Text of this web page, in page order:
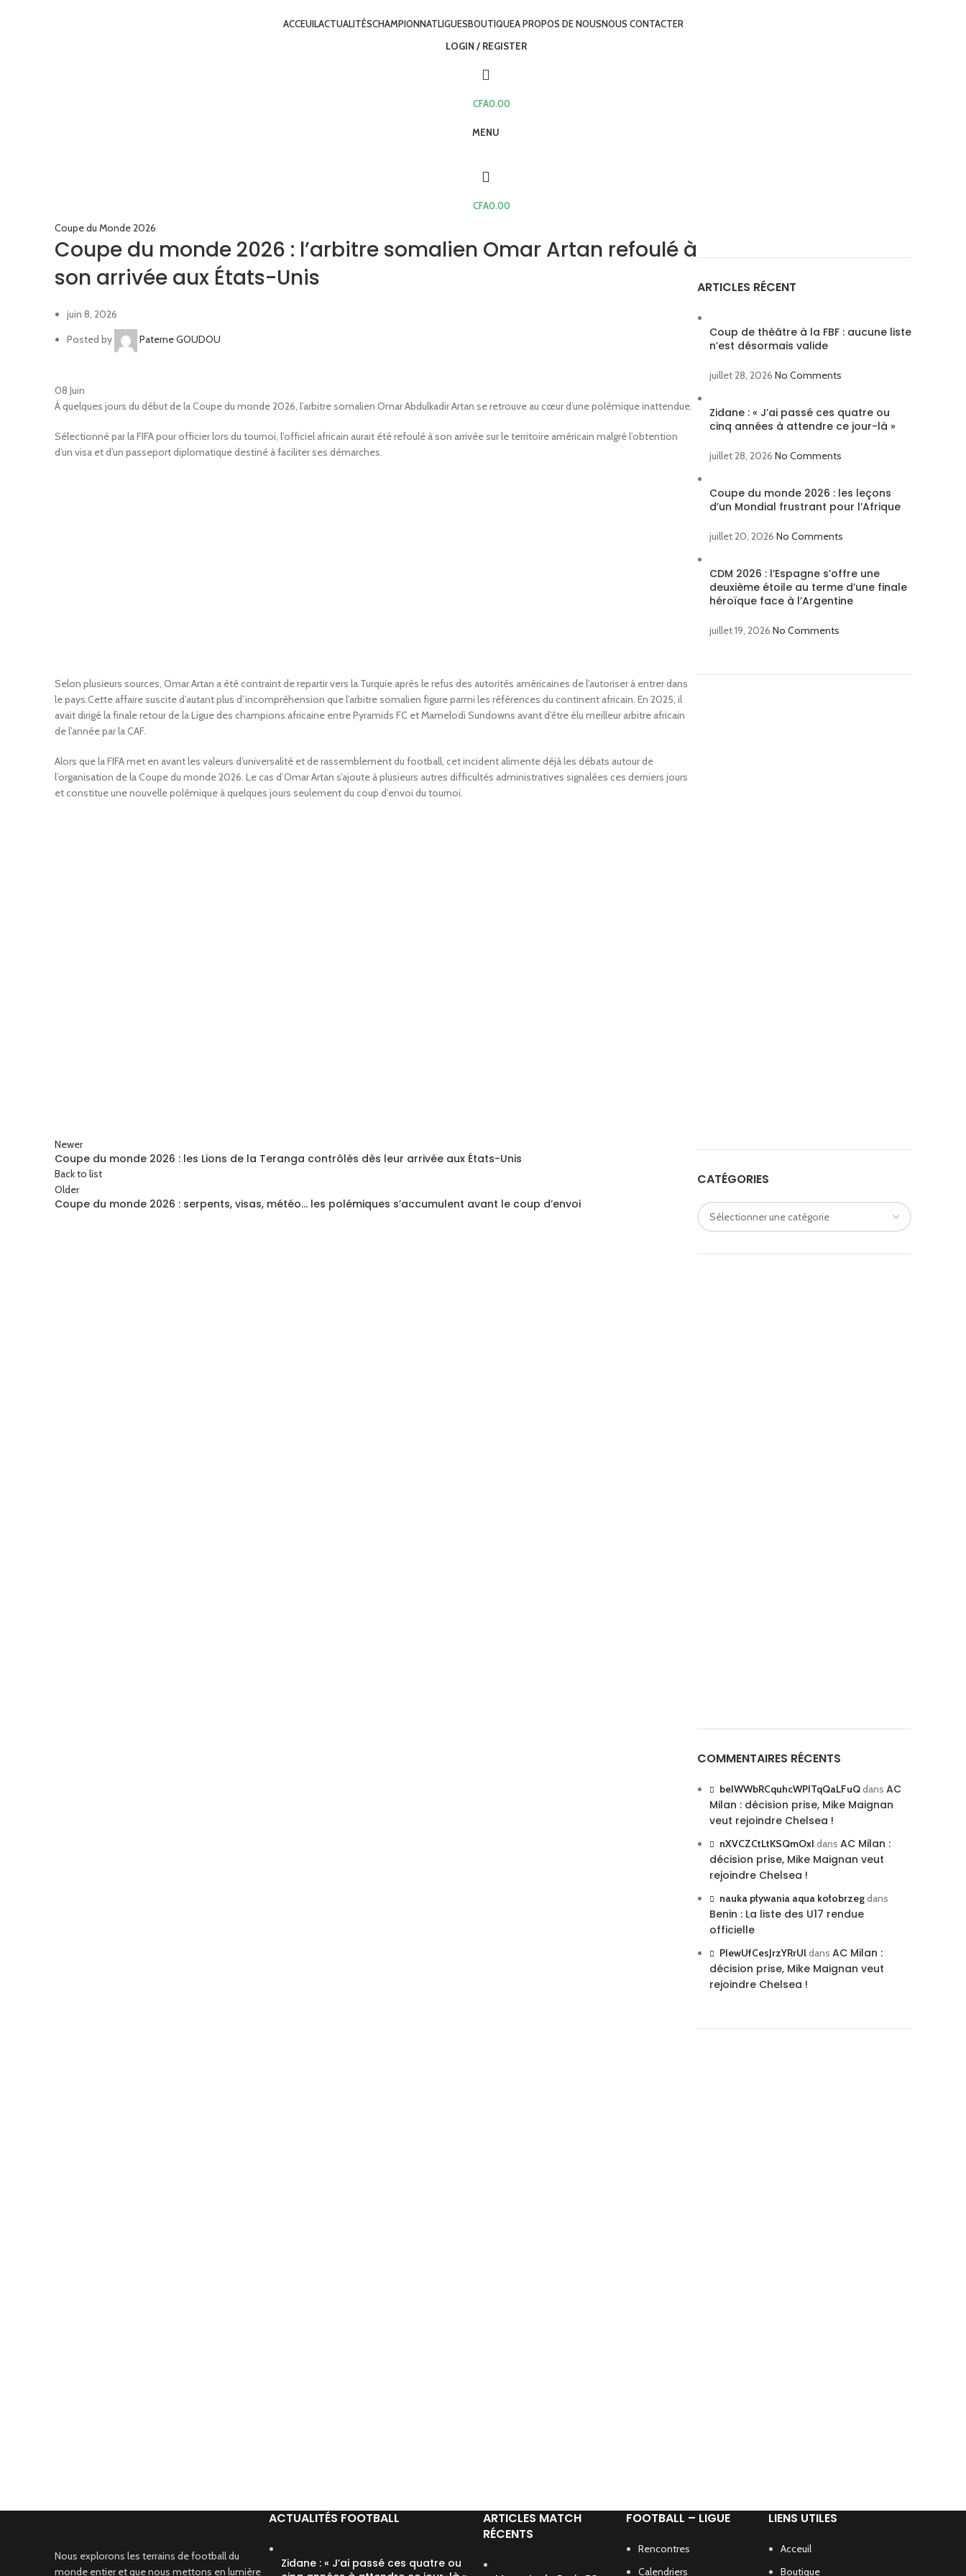
ACCEUILACTUALITÉSCHAMPIONNATLIGUESBOUTIQUEA PROPOS DE NOUSNOUS CONTACTER
LOGIN / REGISTER
CFA0.00
MENU
CFA0.00
Coupe du Monde 2026
Coupe du monde 2026 : l’arbitre somalien Omar Artan refoulé à
son arrivée aux États-Unis
juin 8, 2026
Posted by
Paterne GOUDOU
08 Juin
À quelques jours du début de la Coupe du monde 2026, l’arbitre somalien Omar Abdulkadir Artan se retrouve au cœur d’une polémique inattendue.
Sélectionné par la FIFA pour officier lors du tournoi, l’officiel africain aurait été refoulé à son arrivée sur le territoire américain malgré l’obtention
d’un visa et d’un passeport diplomatique destiné à faciliter ses démarches.
Selon plusieurs sources, Omar Artan a été contraint de repartir vers la Turquie après le refus des autorités américaines de l’autoriser à entrer dans
le pays.Cette affaire suscite d’autant plus d’incompréhension que l’arbitre somalien figure parmi les références du continent africain. En 2025, il
avait dirigé la finale retour de la Ligue des champions africaine entre Pyramids FC et Mamelodi Sundowns avant d’être élu meilleur arbitre africain
de l’année par la CAF.
Alors que la FIFA met en avant les valeurs d’universalité et de rassemblement du football, cet incident alimente déjà les débats autour de
l’organisation de la Coupe du monde 2026. Le cas d’Omar Artan s’ajoute à plusieurs autres difficultés administratives signalées ces derniers jours
et constitue une nouvelle polémique à quelques jours seulement du coup d’envoi du tournoi.
Newer
Coupe du monde 2026 : les Lions de la Teranga contrôlés dès leur arrivée aux États-Unis
Back to list
Older
Coupe du monde 2026 : serpents, visas, météo… les polémiques s’accumulent avant le coup d’envoi
ARTICLES RÉCENT
Coup de théâtre à la FBF : aucune liste
n’est désormais valide
juillet 28, 2026 No Comments
Zidane : « J’ai passé ces quatre ou
cinq années à attendre ce jour-là »
juillet 28, 2026 No Comments
Coupe du monde 2026 : les leçons
d’un Mondial frustrant pour l’Afrique
juillet 20, 2026 No Comments
CDM 2026 : l’Espagne s’offre une
deuxième étoile au terme d’une finale
héroïque face à l’Argentine
juillet 19, 2026 No Comments
CATÉGORIES
COMMENTAIRES RÉCENTS
beIWWbRCquhcWPITqQaLFuQdans AC
Milan : décision prise, Mike Maignan
veut rejoindre Chelsea !
nXVCZCtLtKSQmOxI dans AC Milan :
décision prise, Mike Maignan veut
rejoindre Chelsea !
nauka pływania aqua kołobrzegdans
Benin : La liste des U17 rendue
officielle
PIewUfCesJrzYRrUldans AC Milan :
décision prise, Mike Maignan veut
rejoindre Chelsea !
Nous explorons les terrains de football du
monde entier et que nous mettons en lumière
ACTUALITÉS FOOTBALL
Zidane : « J’ai passé ces quatre ou
ARTICLES MATCH
RÉCENTS
FOOTBALL – LIGUE
Rencontres
Calendriers
LIENS UTILES
Acceuil
Boutique